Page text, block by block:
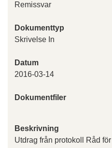
Remissvar
Dokumenttyp
Skrivelse In
Datum
2016-03-14
Dokumentfiler
Beskrivning
Utdrag från protokoll Råd